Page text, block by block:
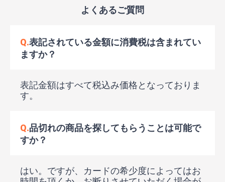
Q.表記されている金額に消費税は含まれてい
ますか？
表記金額はすべて税込み価格となっておりま
す。
Q.品切れの商品を探してもらうことは可能で
すか？
はい。ですが、カードの希少度によってはお